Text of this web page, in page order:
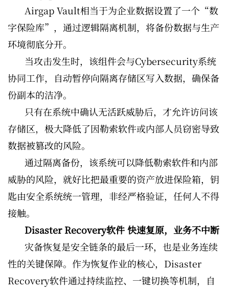
Airgap Vault相当于为企业数据设置了一个“数
字保险库”，通过逻辑隔离机制，将备份数据与生产
环境彻底分开。
当攻击发生时，该组件会与Cybersecurity系统
协同工作，自动暂停向隔离存储区写入数据，确保备
份副本的洁净。
只有在系统中确认无活跃威胁后，才允许访问该
存储区，极大降低了因勒索软件或内部人员窃密导致
数据被篡改的风险。
通过隔离备份，该系统可以降低勒索软件和内部
威胁的风险，就好比把最重要的资产放进保险箱，钥
匙由安全系统统一管理，非经严格验证，任何人不得
接触。
Disaster Recovery软件 快速复原，业务不中断
灾备恢复是安全链条的最后一环，也是业务连续
性的关键保障。作为恢复作业的核心，Disaster
Recovery软件通过持续监控、一键切换等机制，自